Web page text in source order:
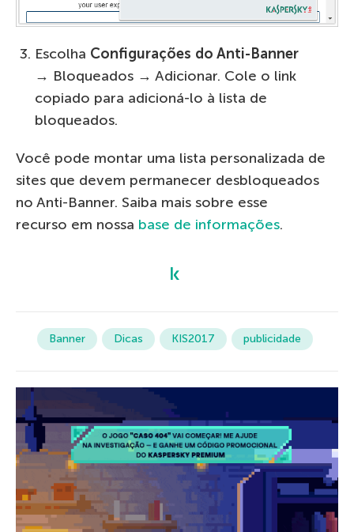
Escolha Configurações do Anti-Banner
→ Bloqueados → Adicionar. Cole o link
copiado para adicioná-lo à lista de
bloqueados.
Você pode montar uma lista personalizada de
sites que devem permanecer desbloqueados
no Anti-Banner. Saiba mais sobre esse
recurso em nossa base de informações.
Banner Dicas KIS2017 publicidade